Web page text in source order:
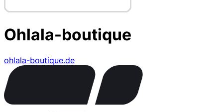
Ohlala-boutique
ohlala-boutique.de